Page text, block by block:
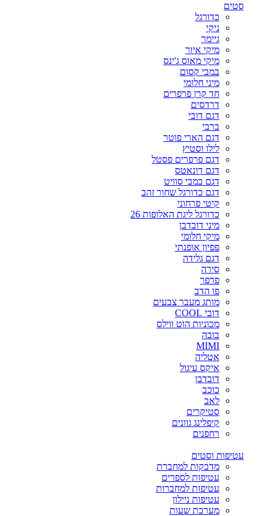
סטים
כדורגל
ניקי
גיימר
מיקי איור
מיקי מאוס ג'ינס
במבי קסום
מיני חלומי
חד קרן פרפרים
דרדסים
דגם דובי
ברבי
דגם הארי פוטר
לילו וסטיץ
דגם פרפרים פסטל
דגם דונאטס
דגם במבי סוויט
דגם כדורגל שחור זהב
קיטי פרחוני
כדורגל ליגת האלופות 26
מיני דובדבן
מיקי חלומי
פפיון אופנתי
דגם גלידה
סירה
פרפר
פו הדב
מותג מעבר צבעים
דובי COOL
מכוניות הוט ווילס
בובה
MIMI
אטליה
איקס עיגול
דובדבן
כוכב
לאב
סטיקרים
קיפלינג גוונים
רחפנים
עטיפות וסטים
מדבקות למחברת
עטיפות לספרים
עטיפות למחברות
עטיפות ניילון
מערכת שעות